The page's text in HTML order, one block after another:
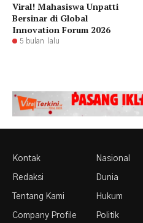
Viral! Mahasiswa Unpatti
Bersinar di Global
Innovation Forum 2026
5 bulan lalu
Kontak
Redaksi
Tentang Kami
Company Profile
Nasional
Dunia
Hukum
Politik